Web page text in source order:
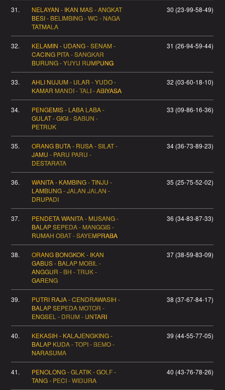
31.
NELAYAN - IKAN MAS - ANGKAT
BESI - BELIMBING - WC - NAGA
TATMALA
30 (23-99-58-49)
32.
KELAMIN - UDANG - SENAM -
CACING PITA - SANGKAR
BURUNG - YUYU RUMPUNG
31 (26-94-59-44)
33.
AHLI NUJUM - ULAR - YUDO -
KAMAR MANDI - TALI - ABIYASA
32 (03-60-18-10)
34.
PENGEMIS - LABA LABA -
GULAT - GIGI - SABUN -
PETRUK
33 (09-86-16-36)
35.
ORANG BUTA - RUSA - SILAT -
JAMU - PARU PARU -
DESTARATA
34 (36-73-89-23)
36.
WANITA - KAMBING - TINJU -
LAMBUNG - JALAN JALAN -
DRUPADI
35 (25-75-52-02)
37.
PENDETA WANITA - MUSANG -
BALAP SEPEDA - MANGGIS -
RUMAH OBAT - SAYEMPRABA
36 (34-83-87-33)
38.
ORANG BONGKOK - IKAN
GABUS - BALAP MOBIL -
ANGGUR - BH - TRUK -
GARENG
37 (38-59-83-09)
39.
PUTRI RAJA - CENDRAWASIH -
BALAP SEPEDA MOTOR -
ENGSEL - DRUM - UNTARI
38 (37-67-84-17)
40.
KEKASIH - KALAJENGKING -
BALAP KUDA - TOPI - BEMO -
NARASUMA
39 (44-55-77-05)
41.
PENOLONG - GLATIK - GOLF -
TANG - PECI - WIDURA
40 (43-76-78-26)